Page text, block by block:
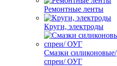
Ремонтные ленты
Круги, электроды
Смазки силиконовые/
спреи/ ОУГ